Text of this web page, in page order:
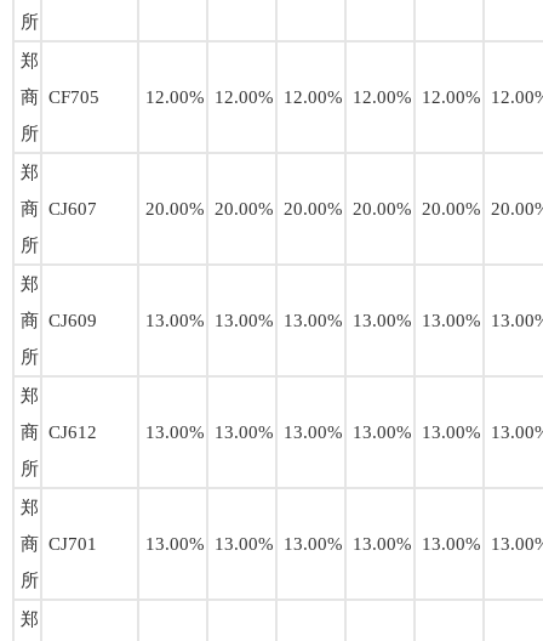
所
郑
商
所
CF705 12.00% 12.00% 12.00% 12.00% 12.00%
郑
商
所
CJ607 20.00% 20.00% 20.00% 20.00% 20.00%
郑
商
所
CJ609 13.00% 13.00% 13.00% 13.00% 13.00%
郑
商
所
CJ612 13.00% 13.00% 13.00% 13.00% 13.00%
郑
商
所
CJ701 13.00% 13.00% 13.00% 13.00% 13.00%
郑